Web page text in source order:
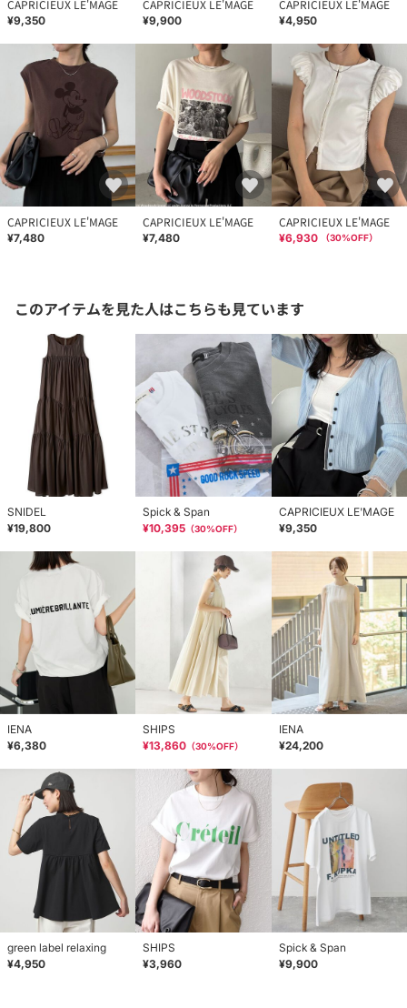
CAPRICIEUX LE'MAGE
¥9,350
CAPRICIEUX LE'MAGE
¥9,900
CAPRICIEUX LE'MAGE
¥4,950
CAPRICIEUX LE'MAGE
¥7,480
CAPRICIEUX LE'MAGE
¥7,480
CAPRICIEUX LE'MAGE
¥6,930 （30%OFF）